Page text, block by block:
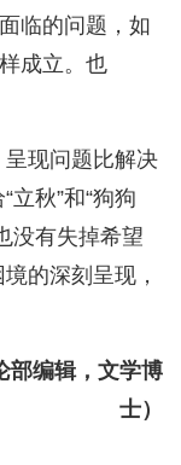
临的问题，如
成立。也
现问题比解决
立秋”和“狗狗
没有失掉希望
的深刻呈现，
编辑，文学博
士）